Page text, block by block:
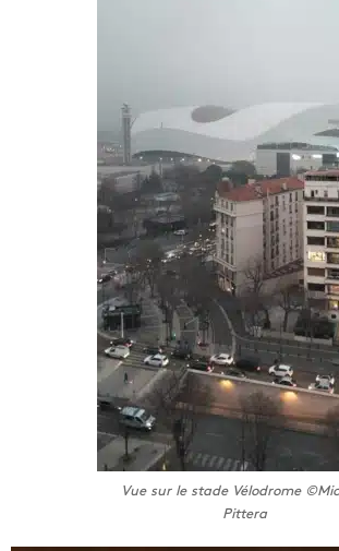
Vue sur le stade Vélodrome
Pittera